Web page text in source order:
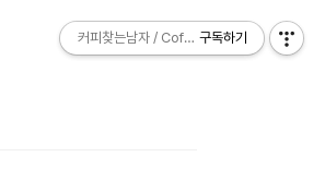
커피찾는남자 / Coffee Explorer
구독하기
커피찾는남자 / Coffee Explorer
구독하기